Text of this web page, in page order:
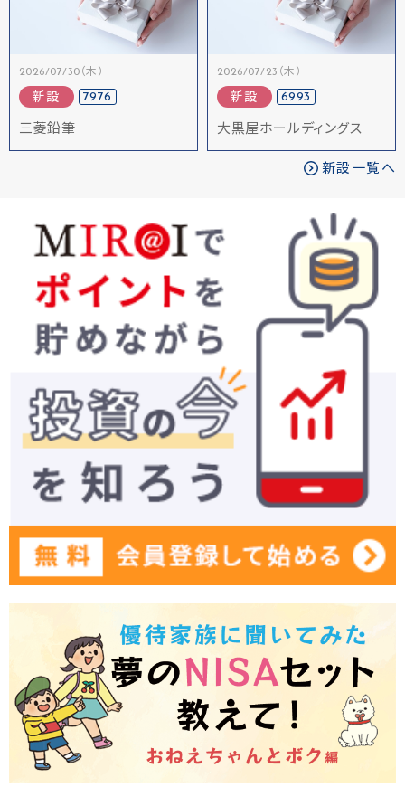
2026/07/30（木）
新設 7976
三菱鉛筆
2026/07/23（木）
新設 6993
大黒屋ホールディングス
新設一覧へ